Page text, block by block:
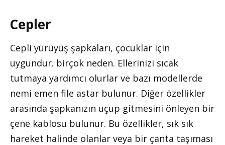
Cepler
Cepli yürüyüş şapkaları, çocuklar için
uygundur. birçok neden. Ellerinizi sıcak
tutmaya yardımcı olurlar ve bazı modellerde
nemi emen file astar bulunur. Diğer özellikler
arasında şapkanızın uçup gitmesini önleyen bir
çene kablosu bulunur. Bu özellikler, sık sık
hareket halinde olanlar veya bir çanta taşıması